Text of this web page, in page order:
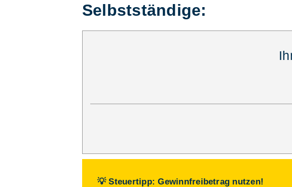
Selbstständige:
💡 Steuertipp: Gewinnfreibetrag nutzen!